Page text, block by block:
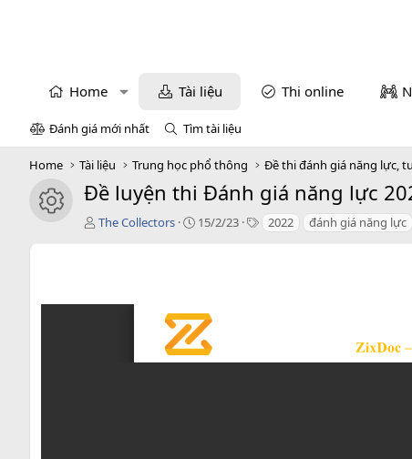
Home Tài liệu Thi online
Đánh giá mới nhất Tìm tài liệu
Home Tài liệu Trung học phổ thông Đề thi đánh giá năng lực,
icon tài liệu
Đề luyện thi Đánh giá năng lực
T
ả
The Collectors
C
o
n
d
15/2/23
T 2022 đánh giá năng lực